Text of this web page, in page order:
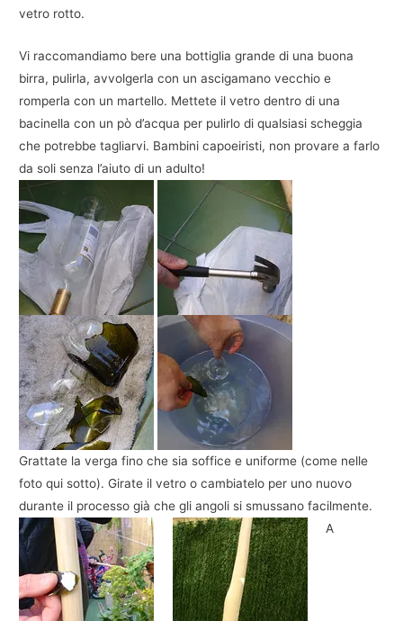
vetro rotto.
Vi raccomandiamo bere una bottiglia grande di una buona
birra, pulirla, avvolgerla con un ascigamano vecchio e
romperla con un martello. Mettete il vetro dentro di una
bacinella con un pò d’acqua per pulirlo di qualsiasi scheggia
che potrebbe tagliarvi. Bambini capoeiristi, non provare a farlo
da soli senza l’aiuto di un adulto!
Grattate la verga fino che sia soffice e uniforme (come nelle
foto qui sotto). Girate il vetro o cambiatelo per uno nuovo
durante il processo già che gli angoli si smussano facilmente.
A